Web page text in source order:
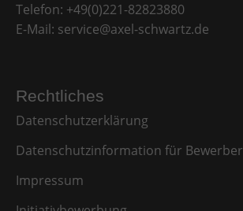
Telefon: +49(0)221-82823880
E-Mail: service@axel-schwartz.de
Rechtliches
Datenschutzerklärung
Datenschutzinformation für Bewerber
Impressum